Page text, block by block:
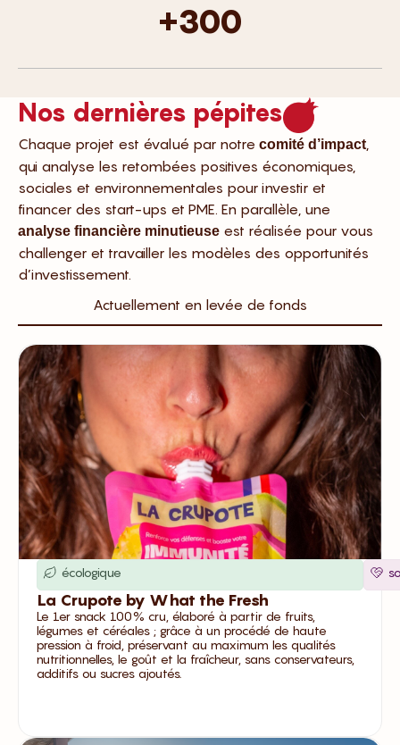
+300
Nos dernières pépites
Chaque projet est évalué par notre comité d’impact,
qui analyse les retombées positives économiques,
sociales et environnementales pour investir et
financer des start-ups et PME. En parallèle, une
analyse financière minutieuse est réalisée pour vous
challenger et travailler les modèles des opportunités
d’investissement.
Actuellement en levée de fonds
écologique
La Crupote by What the Fresh
Le 1er snack 100% cru, élaboré à partir de fruits,
légumes et céréales ; grâce à un procédé de haute
pression à froid, préservant au maximum les qualités
nutritionnelles, le goût et la fraîcheur, sans conservateurs,
additifs ou sucres ajoutés.